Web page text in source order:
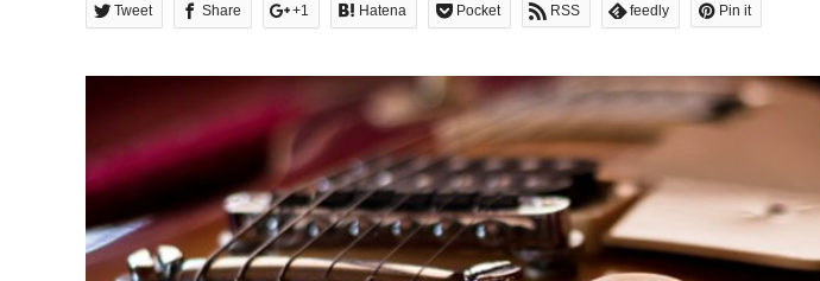
Tweet Share +1 Hatena Pocket RSS feedly Pin it